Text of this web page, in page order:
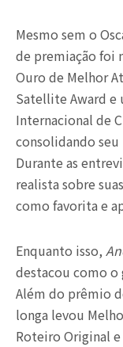
Mesmo sem o
de premiação foi
Ouro de Melhor
Satellite Award e
Internacional de
consolidando
Durante as
realista sobre
como favorita e
Enquanto isso,
destacou como o
Além do prêmio
longa levou
Roteiro Original